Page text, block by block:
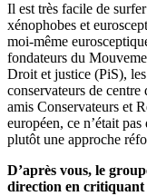
Il est très facile de
xénophobes et
moi-même
fondateurs du
Droit et justice (PiS),
conservateurs de
amis Conservateurs et
européen, ce n’était
plutôt une approche
D’après vous, le
direction en critiquant